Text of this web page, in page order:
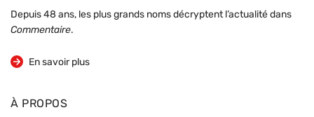
Depuis 48 ans, les plus grands noms décryptent l’actualité dans
Commentaire.
En savoir plus
sur la revue
À PROPOS